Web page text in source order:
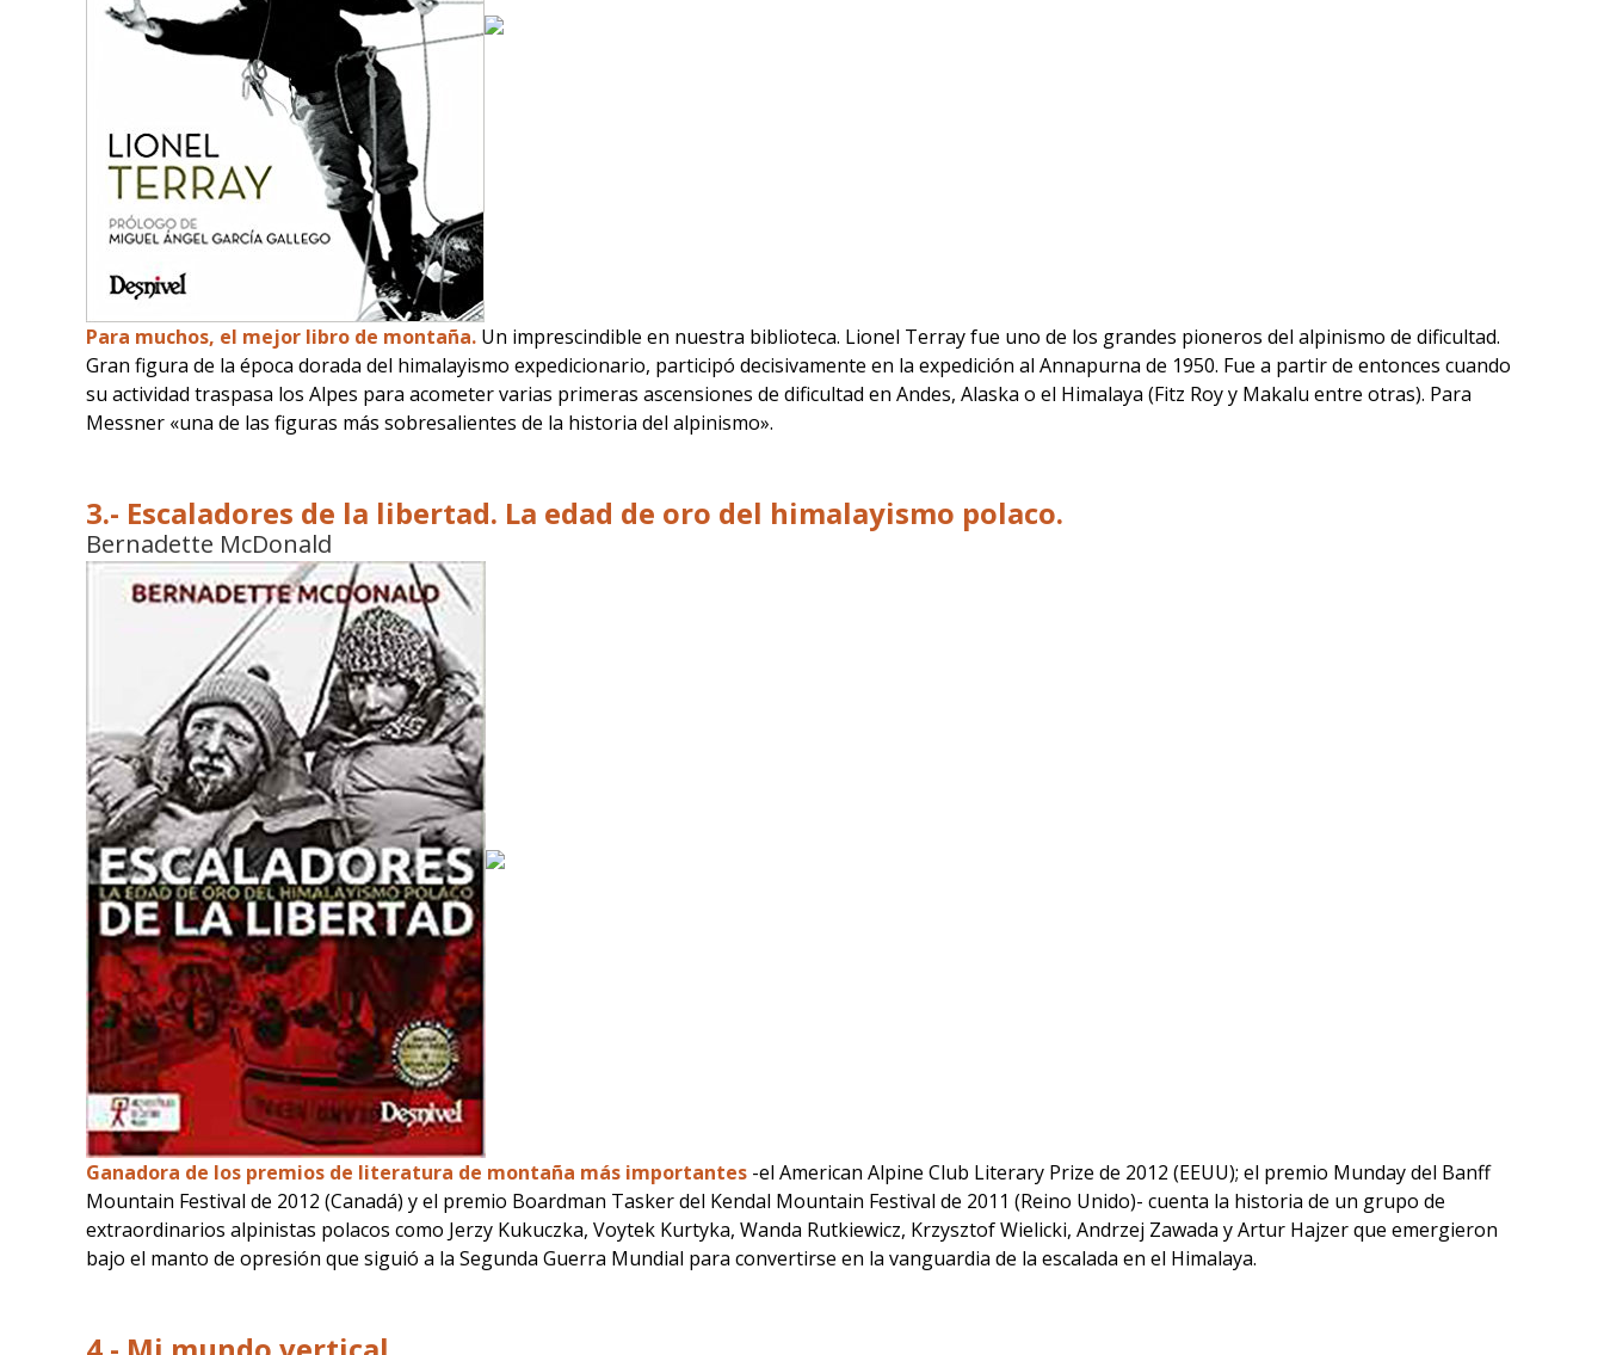
Para muchos, el mejor libro de montaña. Un imprescindible en nuestra biblioteca. Lionel Terray fue uno de los grandes pioneros del alpinismo de dificultad.
Gran figura de la época dorada del himalayismo expedicionario, participó decisivamente en la expedición al Annapurna de 1950. Fue a partir de entonces cuando
su actividad traspasa los Alpes para acometer varias primeras ascensiones de dificultad en Andes, Alaska o el Himalaya (Fitz Roy y Makalu entre otras). Para
Messner «una de las figuras más sobresalientes de la historia del alpinismo».
3.- Escaladores de la libertad. La edad de oro del himalayismo polaco.
Bernadette McDonald
Ganadora de los premios de literatura de montaña más importantes -el American Alpine Club Literary Prize de 2012 (EEUU); el premio Munday del Banff
Mountain Festival de 2012 (Canadá) y el premio Boardman Tasker del Kendal Mountain Festival de 2011 (Reino Unido)- cuenta la historia de un grupo de
extraordinarios alpinistas polacos como Jerzy Kukuczka, Voytek Kurtyka, Wanda Rutkiewicz, Krzysztof Wielicki, Andrzej Zawada y Artur Hajzer que emergieron
bajo el manto de opresión que siguió a la Segunda Guerra Mundial para convertirse en la vanguardia de la escalada en el Himalaya.